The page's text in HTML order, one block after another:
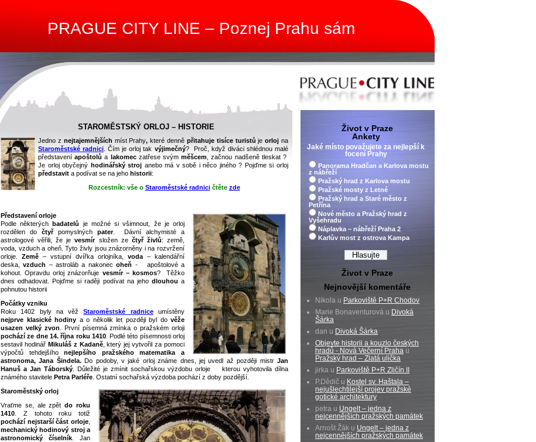
PRAGUE CITY LINE – Poznej Prahu sám
STAROMĚSTSKÝ ORLOJ – HISTORIE
Jedno z nejtajemnějších míst Prahy,které denně přitahuje tisíce turistůjeorlojna
Staroměstské radnici Čím je orloj tak výjimečný? Proč, když diváci shlédnou malé
představeníapoštolů a lakomeczatřese svýmměšcem , začnou nadšeně tleskat ?
Je orloj obyčejný hodinářský stroj anebo má v sobě i něco jiného ? Pojďme si orloj
představit a podívat se na jeho historii:
Rozcestník: vše o Staroměstské radnici čtěte zde
Představení orloje
Podle některýchbadatelů
je možné si všimnout, že je orloj
rozdělen do čtyřpomyslných pater. Dávní alchymisté a
astrologové věřili, že jevesmírsložen ze čtyř živlů: země,
voda, vzduch a oheň. Tyto živly jsou znázorněny i na rozvržení
orloje. Země – vstupní dvířka orlojníka, voda – kalendářní
deska,vzduch – astroláb a nakonecoheň - apoštolové a
kohout. Opravdu orloj znázorňuje vesmír – kosmos? Těžko
dnes odhadovat. Pojďme si raději podívat na jeho dlouhoua
pohnutou historii
Počátky vzniku
Roku 1402 byly na věžStaroměstské radniceumístěny
nejprve klasické hodiny a o několik let později byl do věže
usazen velký zvon . První písemná zmínka o pražském orloji
pochází ze dne 14. října roku 1410. Podlé této písemnosti orloj
sestavil hodinář Mikuláš z Kadaně, který jej vytvořil za pomoci
výpočtů tehdejšíhonejlepšího pražského matematika a
astronoma, Jana Šindela.Do podoby, v jaké orloj známe dnes, jej uvedl až později mistrJan
Hanuš a Jan Táborský . Důležité je zmínit sochařskou výzdobu orloje kterou vyhotovila dílna
známého stavitele Petra Parléře . Ostatní sochařská výzdoba pochází z doby pozdější.
Staroměstský orloj
Vraťme se, ale zpětdo roku
1410 . Z tohoto roku totiž
pochází nejstarší část orloje
mechanickýhodinový stroja
astronomický číselník . Jan
Život v Praze
Ankety
Jaké místo považujete za nejlepší k
focení Prahy
Panorama Hradčan a Karlova mostu
z nábřeží
Pražský hrad z Karlova mostu
Pražské mosty z Letné
Pražský hrad a Staré město z
Petřína
Nové město a Pražský hrad z
Vyšehradu
Náplavka – nábřeží Praha 2
Karlův most z ostrova Kampa
Život v Praze
Nejnovější komentáře
Nikola u Parkoviště P+R Chodov
Marie Bonaventurová u Divoká
Šárka
dan u Divoká Šárka
Objevte historii a kouzlo českých
hradů - Nová Večerní Praha u
Pražský hrad – Zlatá ulička
jirka u Parkoviště P+R Zličín II
P.Dědič u Kostel sv. Haštala –
nejušlechtilejší projev pražské
gotické architektury
petra u Ungelt – jedna z
nejcennějších pražských památek
Arnošt Žák u Ungelt – jedna z
nejcennějších pražských památek